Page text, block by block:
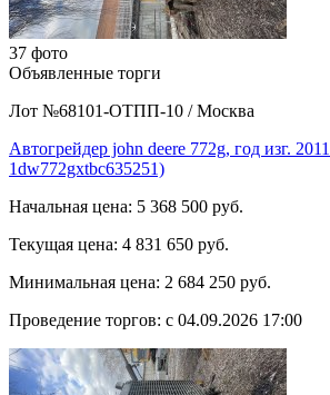
37 фото
Объявленные торги
Лот №68101-ОТПП-10 / Москва
Автогрейдер john deere 772g, год изг.
1dw772gxtbc635251)
Начальная цена: 5 368 500 руб.
Текущая цена: 4 831 650 руб.
Минимальная цена: 2 684 250 руб.
Проведение торгов: с 04.09.2026 17:00